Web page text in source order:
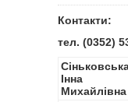
Контакти:
тел. (0352)
Інна
Михайлівна